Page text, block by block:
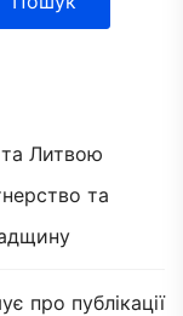
та Литвою
та
про публікації